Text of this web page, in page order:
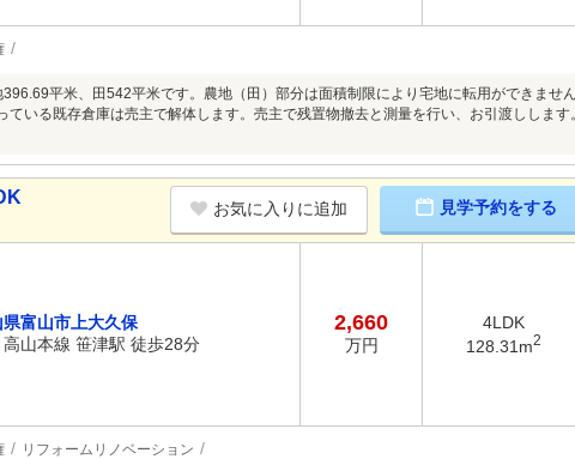
平米、田542平米です。農地（田）部分は面積制限により宅地に転用ができませ
ている既存倉庫は売主で解体します。売主で残置物撤去と測量を行い、お引渡ししま
お気に入りに追加 見学予約をする
県富山市上大久保
高山本線 笹津駅 徒歩28分
2,660
万円
4LDK
128.31m2
リフォームリノベーション